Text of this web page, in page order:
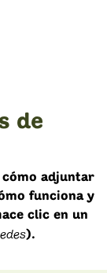
de
cómo adjuntar
funciona y
clic en un
).